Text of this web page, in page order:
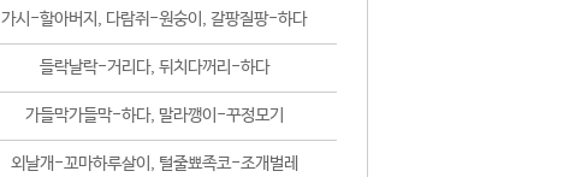
가시-할아버지, 다람쥐-원숭이, 갈팡질팡-하다
들락날락-거리다, 뒤치다꺼리-하다
가들막가들막-하다, 말라깽이-꾸정모기
외날개-꼬마하루살이, 털줄뾰족코-조개벌레